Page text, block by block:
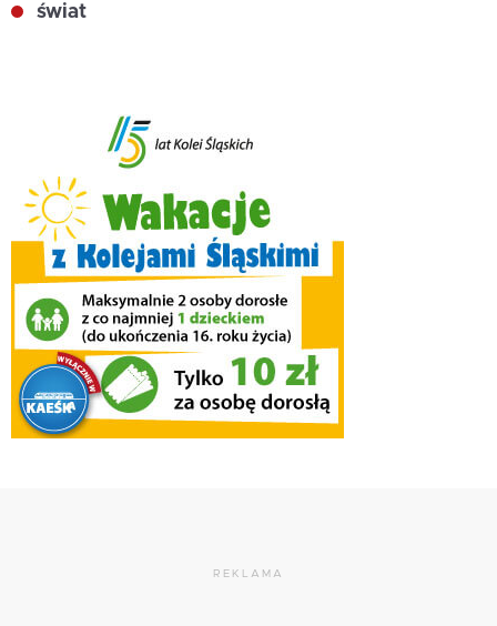
świat
REKLAMA